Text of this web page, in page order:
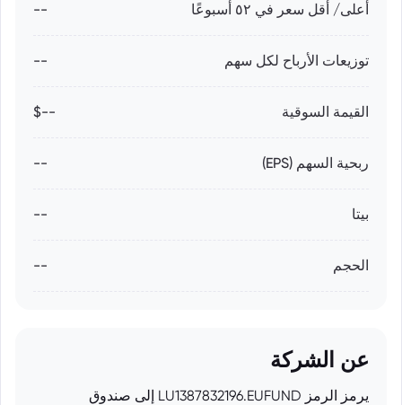
أعلى/ أقل سعر في ٥٢ أسبوعًا --
توزيعات الأرباح لكل سهم --
القيمة السوقية --$
ربحية السهم (EPS) --
بيتا --
الحجم --
عن الشركة
يرمز الرمز LU1387832196.EUFUND إلى صندوق